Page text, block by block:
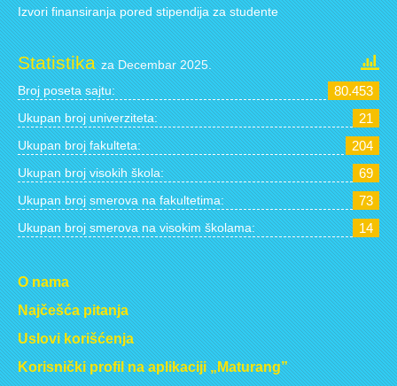
Izvori finansiranja pored stipendija za studente
Statistikaza Decembar 2025.
Broj poseta sajtu: 80.453
Ukupan broj univerziteta: 21
Ukupan broj fakulteta: 204
Ukupan broj visokih škola: 69
Ukupan broj smerova na fakultetima: 73
Ukupan broj smerova na visokim školama: 14
O nama
Najčešća pitanja
Uslovi korišćenja
Korisnički profil na aplikaciji „Maturang”